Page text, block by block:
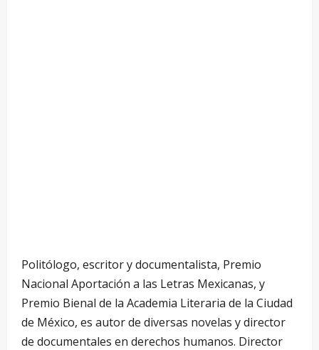
Politólogo, escritor y documentalista, Premio
Nacional Aportación a las Letras Mexicanas, y
Premio Bienal de la Academia Literaria de la Ciudad
de México, es autor de diversas novelas y director
de documentales en derechos humanos. Director